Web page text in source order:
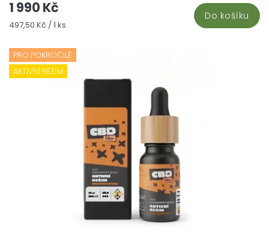
1 990 Kč
Měrná
497,50 Kč / 1 ks
Do košíku
PRO POKROČILÉ
AKTIVNÍ REŽIM